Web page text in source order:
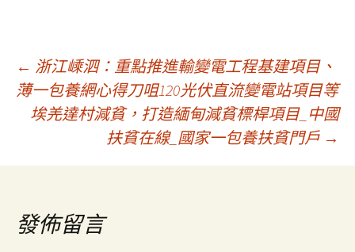
文
章
導
覽
← 浙江嵊泗：重點推進輸變電工程基建項目、
薄一包養網心得刀咀120光伏直流變電站項目等
埃羌達村減貧，打造緬甸減貧標桿項目_中國
扶貧在線_國家一包養扶貧門戶 →
發佈留言